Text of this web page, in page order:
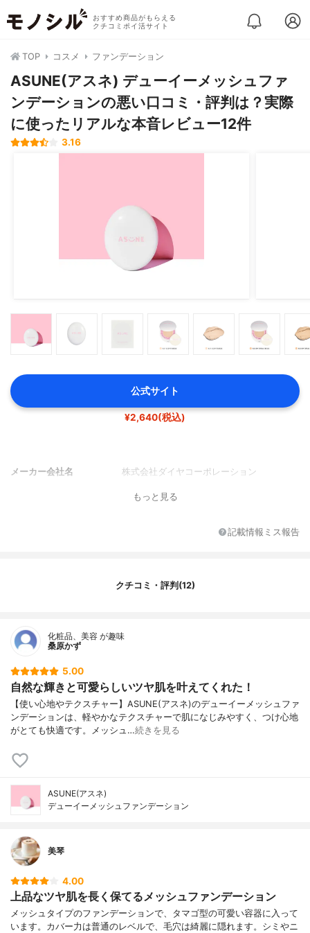
おすすめ商品がもらえる
クチコミポイ活サイト
TOP コスメ ファンデーション
ASUNE(アスネ) デューイーメッシュファ
ンデーションの悪い口コミ・評判は？実際
に使ったリアルな本音レビュー12件
3.16
公式サイト
¥2,640(税込)
メーカー会社名 株式会社ダイヤコーポレーション
もっと見る
記載情報ミス報告
クチコミ・評判(12)
化粧品、美容 が趣味
桑原かず
5.00
自然な輝きと可愛らしいツヤ肌を叶えてくれた！
【使い心地やテクスチャー】ASUNE(アスネ)のデューイーメッシュファ
ンデーションは、軽やかなテクスチャーで肌になじみやすく、つけ心地
がとても快適です。メッシュ…続きを見る
ASUNE(アスネ)
デューイーメッシュファンデーション
美琴
4.00
上品なツヤ肌を長く保てるメッシュファンデーション
メッシュタイプのファンデーションで、タマゴ型の可愛い容器に入って
います。カバー力は普通のレベルで、毛穴は綺麗に隠れます。シミやニ